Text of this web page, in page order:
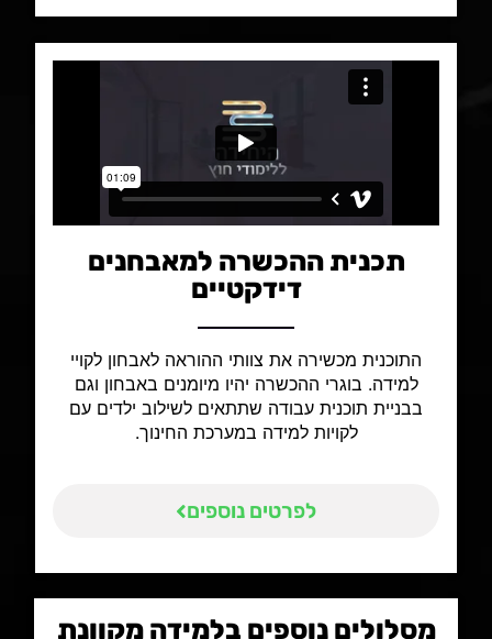
תכנית ההכשרה למאבחנים
דידקטיים
התוכנית מכשירה את צוותי ההוראה לאבחון לקויי
למידה. בוגרי ההכשרה יהיו מיומנים באבחון וגם
בבניית תוכנית עבודה שתתאים לשילוב ילדים עם
לקויות למידה במערכת החינוך.
לפרטים נוספים
מסלולים נוספים בלמידה מקוונת